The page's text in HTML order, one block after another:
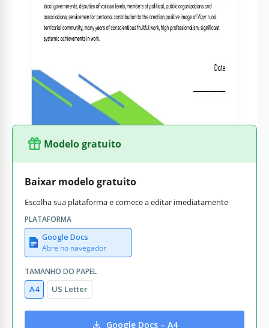
Esta certidão de prêmio azul e verde tem um design
fabuloso que ajudará você a expressar sua apreciação pela
pessoa premiada. Nossa equipe de designers fez este papel
suficientemente formal para entregá-lo a pessoas de
certificado também é muito bonito, o que significa que todo
mundo vai gostar.
Modelo gratuito
Baixar modelo gratuito
Escolha sua plataforma e comece a editar imediatamente
PLATAFORMA
Google Docs
Abre no navegador
TAMANHO DO PAPEL
A4 US Letter
Google Docs – A4